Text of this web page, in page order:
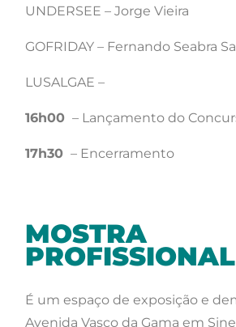
UNDERSEE – Jorge Vieira
GOFRIDAY – Fernando Seabra
LUSALGAE –
16h00 – Lançamento do
17h30 – Encerramento
MOSTRA
PROFISSIONAL
É um espaço de exposição e
Avenida Vasco da Gama em